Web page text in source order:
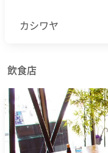
カシワヤ
飲食店